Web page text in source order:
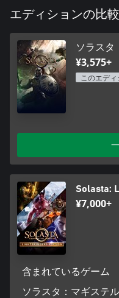
に始めたければ、高台に陣
- 体格も戦略にかかわって
って危険を逃れ、トンネル
そう。周囲の環境を活用し
を行おう。しかし注意は怠
三次元思考をしているのだ。
ダンジョンメーカー
- キャンペーンが終わって
タだ。創造力をフル回転さ
ンスター構成、パーティー
飾や照明、流れる BGM ま
- ダンジョンメーカーは現
が予定されている。今後の
期待！
エディションの比較
ソラスタ
¥3,575+
このエディ
Solasta:
¥7,000+
含まれているゲーム
ソラスタ：マギステ